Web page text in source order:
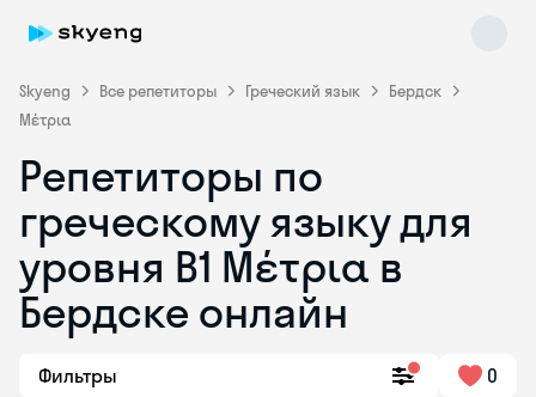
Skyeng Все репетиторы Греческий язык
Бердск
Μέτρια
Репетиторы по
греческому языку для
уровня Β1 Μέτρια в
Бердске онлайн
Фильтры 0
Skyeng Chat
online